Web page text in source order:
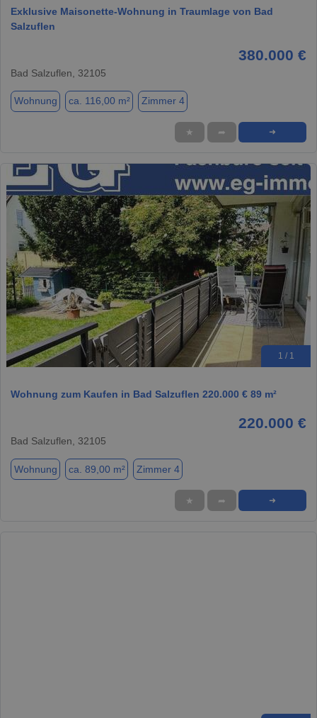
Exklusive Maisonette-Wohnung in Traumlage von Bad
Salzuflen
380.000 €
Bad Salzuflen, 32105
Wohnung ca. 116,00 m² Zimmer 4
★ ➦ ➜
1 / 1
Wohnung zum Kaufen in Bad Salzuflen 220.000 € 89 m²
220.000 €
Bad Salzuflen, 32105
Wohnung ca. 89,00 m² Zimmer 4
★ ➦ ➜